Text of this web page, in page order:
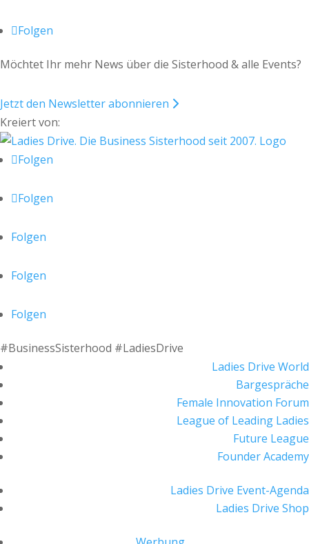
Folgen
Möchtet Ihr mehr News über die Sisterhood & alle Events?
Jetzt den Newsletter abonnieren
Kreiert von:
Folgen
Folgen
Folgen
Folgen
Folgen
#BusinessSisterhood #LadiesDrive
Ladies Drive World
Bargespräche
Female Innovation Forum
League of Leading Ladies
Future League
Founder Academy
Ladies Drive Event-Agenda
Ladies Drive Shop